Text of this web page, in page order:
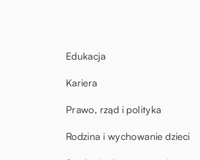
Edukacja
Kariera
Prawo, rząd i polityka
Rodzina i wychowanie dzieci